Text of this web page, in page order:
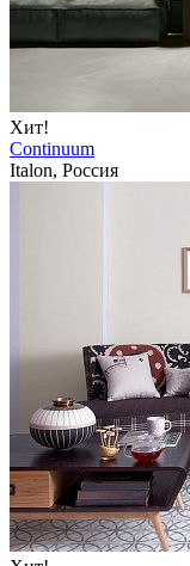
Хит!
Continuum
Italon, Россия